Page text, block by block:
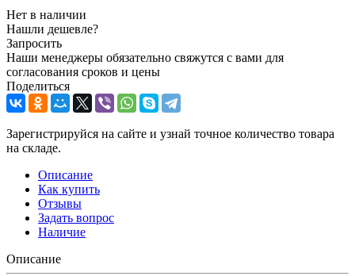
Нет в наличии
Нашли дешевле?
Запросить
Наши менеджеры обязательно свяжутся с вами для
согласования сроков и цены
Поделиться
Зарегистрируйся на сайте и узнай точное количество товара
на складе.
Описание
Как купить
Отзывы
Задать вопрос
Наличие
Описание